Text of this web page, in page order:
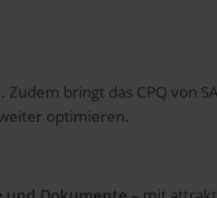
bringt das CPQ von
optimieren.